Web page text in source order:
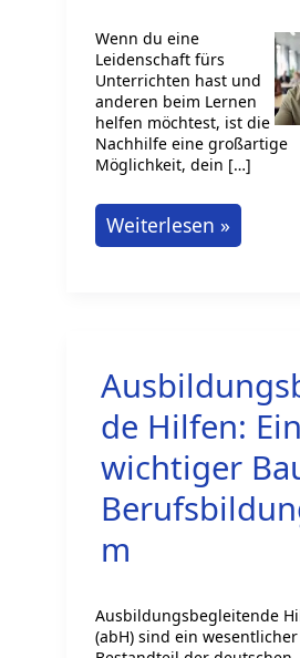
Wenn du eine
Leidenschaft fürs
Unterrichten hast und
anderen beim Lernen
helfen möchtest, ist die
Nachhilfe eine großartige
Möglichkeit, dein […]
Als
Nachhilfelehrer/in
Weiterlesen »
de Hilfen: Ein
wichtiger
m
Ausbildungsbegleitende
(abH) sind ein wesentlicher